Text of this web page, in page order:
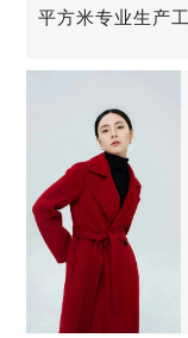
平方米专业生产